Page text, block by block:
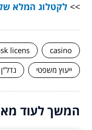
>> לקטלוג המלא
casino
licens
ייעוץ משפטי
נדל"ן
המשך לעוד